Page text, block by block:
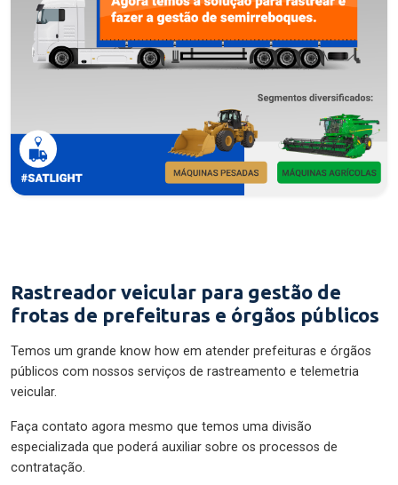
Rastreador veicular para gestão de
frotas de prefeituras e órgãos públicos
Temos um grande know how em atender prefeituras e órgãos
públicos com nossos serviços de rastreamento e telemetria
veicular.
Faça contato agora mesmo que temos uma divisão
especializada que poderá auxiliar sobre os processos de
contratação.